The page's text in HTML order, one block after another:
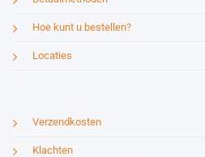
Hoe kunt u bestellen?
Locaties
Verzendkosten
Klachten